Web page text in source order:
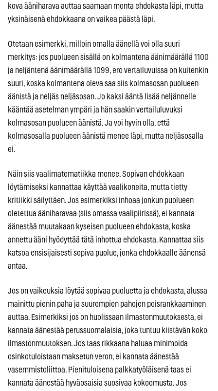
kova ääniharava auttaa saamaan monta ehdokasta läpi, mutta
yksinäisenä ehdokkaana on vaikea päästä läpi.
Otetaan esimerkki, milloin omalla äänellä voi olla suuri
merkitys: jos puolueen sisällä on kolmantena äänimäärällä 1100
ja neljäntenä äänimäärällä 1099, ero vertailuvuissa on kuitenkin
suuri, koska kolmantena oleva saa siis kolmasosan puolueen
äänistä ja neljäs neljäsosan. Jo kaksi ääntä lisää neljännelle
kääntää asetelman ympäri ja hän saakin vertailuluvuksi
kolmasosan puolueen äänistä. Ja voi hyvin olla, että
kolmasosalla puolueen äänistä menee läpi, mutta neljäsosalla
ei.
Näin siis vaalimatematiikka menee. Sopivan ehdokkaan
löytämiseksi kannattaa käyttää vaalikoneita, mutta tietty
kritiikki säilyttäen. Jos esimerkiksi inhoaa jonkun puolueen
oletettua ääniharavaa (siis omassa vaalipiirissä), ei kannata
äänestää muutakaan kyseisen puolueen ehdokasta, koska
annettu ääni hyödyttää tätä inhottua ehdokasta. Kannattaa siis
katsoa ensisijaisesti sopiva puolue, jonka ehdokkaalle äänensä
antaa.
Jos on vaikeuksia löytää sopivaa puoluetta ja ehdokasta, alussa
mainittu pienin paha ja suurempien pahojen poisrankkaaminen
auttaa. Esimerkiksi jos on huolissaan ilmastonmuutoksesta, ei
kannata äänestää perussuomalaisia, joka tuntuu kiistävän koko
ilmastonmuutoksen. Jos taas rikkaana haluaa minimoida
osinkotuloistaan maksetun veron, ei kannata äänestää
vasemmistoliittoa. Pienituloisena palkkatyöläisenä taas ei
kannata äänestää hyväosaisia suosivaa kokoomusta. Jos